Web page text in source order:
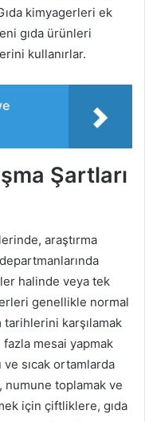
kimyagerleri ek
gıda ürünleri
kullanırlar.
Şartları
araştırma
halinde veya tek
genellikle normal
tarihlerini karşılamak
mesai yapmak
sıcak ortamlarda
numune toplamak ve
için çiftliklere, gıda